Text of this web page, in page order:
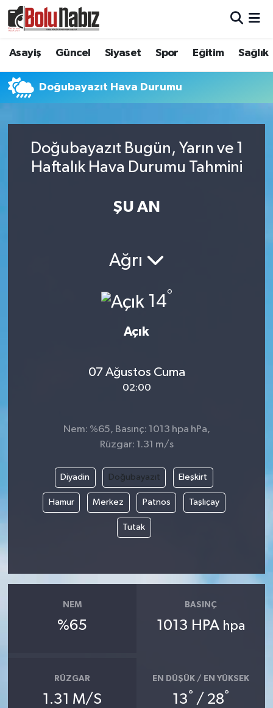
Asayiş Güncel Siyaset Spor Eğitim Sağlık
Doğubayazıt Hava Durumu
Doğubayazıt Bugün, Yarın ve 1
Haftalık Hava Durumu Tahmini
ŞU AN
Ağrı
14°
Açık
07 Ağustos Cuma
02:00
Nem: %65, Basınç: 1013 hpa hPa,
Rüzgar: 1.31 m/s
Diyadin Doğubayazıt Eleşkirt
Hamur Merkez Patnos Taşlıçay
Tutak
NEM
%65
BASINÇ
1013 HPA hpa
RÜZGAR
1.31 M/S
EN DÜŞÜK / EN YÜKSEK
13° / 28°
Bolu Trafik Yoğunluk Haritası
Süper Lig Puan Durumu ve Fikstür